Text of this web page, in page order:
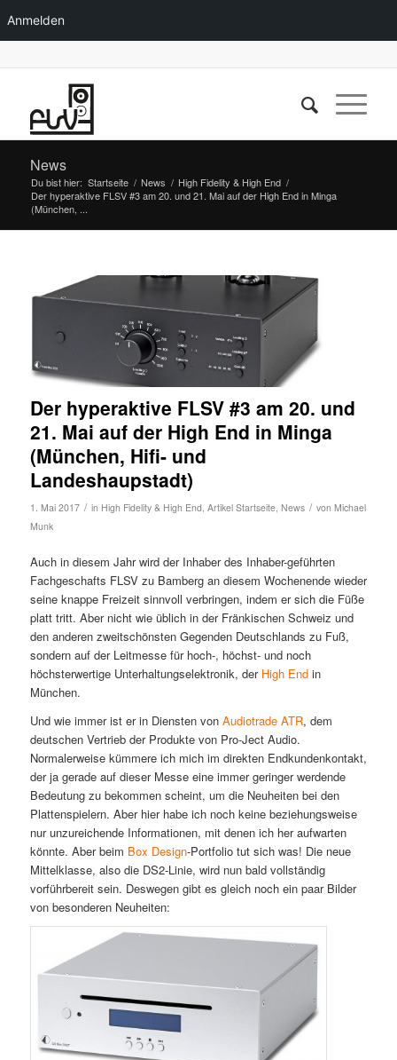
Anmelden
News
Du bist hier: Startseite / News / High Fidelity & High End /
Der hyperaktive FLSV #3 am 20. und 21. Mai auf der High End in Minga
(München, ...
Der hyperaktive FLSV #3 am 20. und
21. Mai auf der High End in Minga
(München, Hifi- und
Landeshaupstadt)
1. Mai 2017 / in High Fidelity & High End, Artikel Startseite, News / von Michael
Munk
Auch in diesem Jahr wird der Inhaber des Inhaber-geführten
Fachgeschafts FLSV zu Bamberg an diesem Wochenende wieder
seine knappe Freizeit sinnvoll verbringen, indem er sich die Füße
platt tritt. Aber nicht wie üblich in der Fränkischen Schweiz und
den anderen zweitschönsten Gegenden Deutschlands zu Fuß,
sondern auf der Leitmesse für hoch-, höchst- und noch
höchsterwertige Unterhaltungselektronik, der High Endin
München.
Und wie immer ist er in Diensten von Audiotrade ATR, dem
deutschen Vertrieb der Produkte von Pro-Ject Audio.
Normalerweise kümmere ich mich im direkten Endkundenkontakt,
der ja gerade auf dieser Messe eine immer geringer werdende
Bedeutung zu bekommen scheint, um die Neuheiten bei den
Plattenspielern. Aber hier habe ich noch keine beziehungsweise
nur unzureichende Informationen, mit denen ich her aufwarten
könnte. Aber beim Box Design-Portfolio tut sich was! Die neue
Mittelklasse, also die DS2-Linie, wird nun bald vollständig
vorführbereit sein. Deswegen gibt es gleich noch ein paar Bilder
von besonderen Neuheiten: